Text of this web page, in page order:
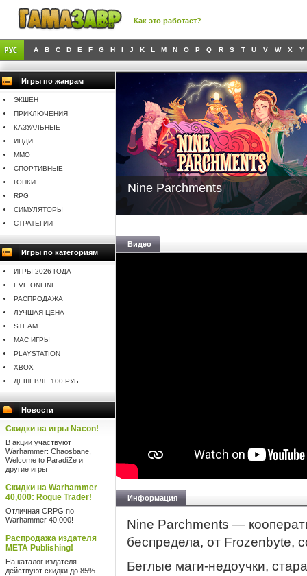
Как это работает?
A B C D E F G H I J K L M N O P Q R S T U V W X Y
Игры по жанрам
ЭКШЕН
ПРИКЛЮЧЕНИЯ
КАЗУАЛЬНЫЕ
ИНДИ
MMO
СПОРТИВНЫЕ
ГОНКИ
RPG
СИМУЛЯТОРЫ
СТРАТЕГИИ
Игры по категориям
ИГРЫ 2026 ГОДА
EVE ONLINE
РАСПРОДАЖА
ЛУЧШАЯ ЦЕНА
STEAM
MAC ИГРЫ
PLAYSTATION
XBOX
ДЕШЕВЛЕ 100 РУБ
Новости
Скидки на игры Nacon!
В акции участвуют
Warhammer: Chaosbane,
Welcome to ParadiZe и
другие игры
Скидки на Warhammer
40,000: Rogue Trader!
Отличная CRPG по
Warhammer 40,000!
Распродажа издателя
META Publishing!
На каталог издателя
действуют скидки до 85%
Nine Parchments
Видео
Информация
Nine Parchments —
беспредела, от Frozenbyte,
Беглые маги-недоучки,